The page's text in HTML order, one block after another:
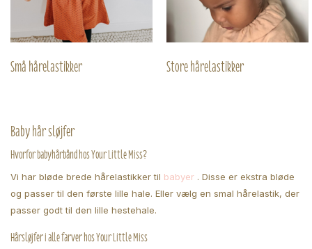
Små hårelastikker Store hårelastikker
Baby hår sløjfer
Hvorfor babyhårbånd hos Your Little Miss?
Vi har bløde brede hårelastikker til babyer . Disse er ekstra bløde
og passer til den første lille hale. Eller vælg en smal hårelastik, der
passer godt til den lille hestehale.
Hårsløjfer i alle farver hos Your Little Miss